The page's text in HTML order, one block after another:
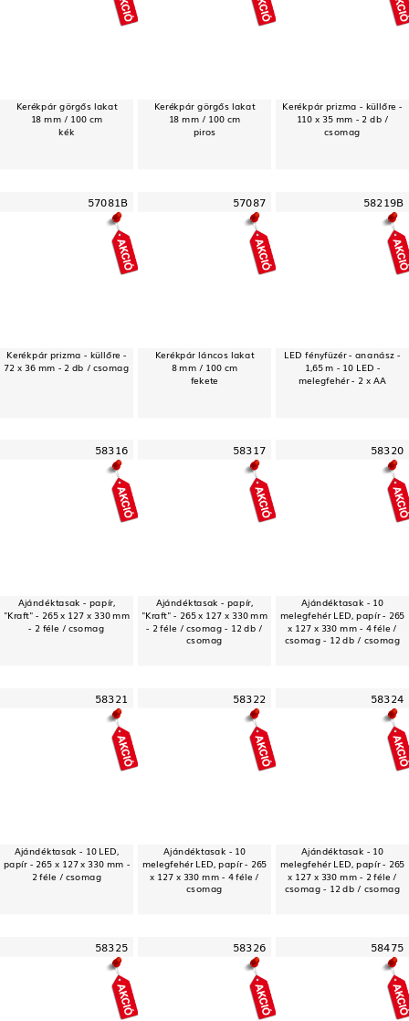
Kerékpár görgős lakat
18 mm / 100 cm
kék
Kerékpár görgős lakat
18 mm / 100 cm
piros
Kerékpár prizma - küllőre -
110 x 35 mm - 2 db /
csomag
57081B
Kerékpár prizma - küllőre -
72 x 36 mm - 2 db / csomag
57087
Kerékpár láncos lakat
8 mm / 100 cm
fekete
58219B
LED fényfüzér - ananász -
1,65 m - 10 LED -
melegfehér - 2 x AA
58316
Ajándéktasak - papír,
"Kraft" - 265 x 127 x 330 mm
- 2 féle / csomag
58317
Ajándéktasak - papír,
"Kraft" - 265 x 127 x 330 mm
- 2 féle / csomag - 12 db /
csomag
58320
Ajándéktasak - 10
melegfehér LED, papír - 265
x 127 x 330 mm - 4 féle /
csomag - 12 db / csomag
58321
Ajándéktasak - 10 LED,
papír - 265 x 127 x 330 mm -
2 féle / csomag
58322
Ajándéktasak - 10
melegfehér LED, papír - 265
x 127 x 330 mm - 4 féle /
csomag
58324
Ajándéktasak - 10
melegfehér LED, papír - 265
x 127 x 330 mm - 2 féle /
csomag - 12 db / csomag
58325 58326 58475